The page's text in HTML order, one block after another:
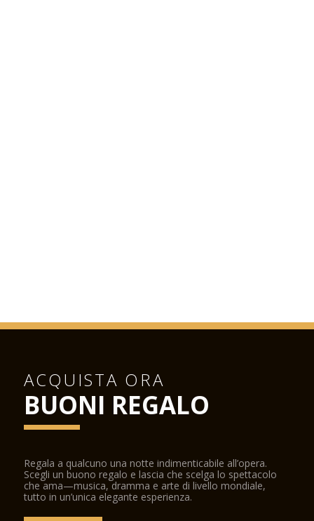
ACQUISTA ORA
BUONI REGALO
Regala a qualcuno una notte indimenticabile all’opera.
Scegli un buono regalo e lascia che scelga lo spettacolo
che ama—musica, dramma e arte di livello mondiale,
tutto in un’unica elegante esperienza.